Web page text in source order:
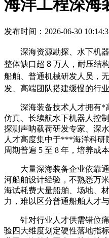
海洋工程深海
发布时间：2026-06-30
深海资源勘探、水下机
整体缺口超 8 万人，耐压结
船舶、普通机械研发人员，
发、高端团队搭建缓慢的行业
深海装备技术人才拥有*
仿真、长续航水下机器人控
探测声呐载荷研发专家、深
人才高度集中于***海洋科研
周期普遍 5 至 8 年，培养成
大量深海装备企业依靠
河船舶设计经验，不熟悉万
海试耗费大量船舶、场地、
力，难以区分普通船舶人才
针对行业人才供需错位
验四大维度划定硬性落地指